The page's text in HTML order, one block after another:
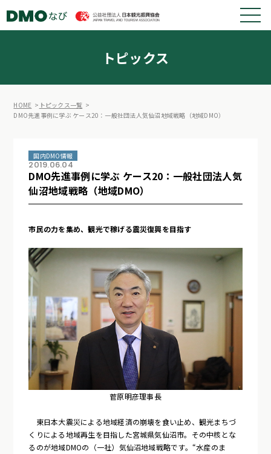
トピックス
HOME
トピックス一覧
DMO先進事例に学ぶ ケース20：一般社団法人気仙沼地域戦略（地域DMO）
国内DMO情報
2019.06.04
DMO先進事例に学ぶ ケース20：一般社団法人気
仙沼地域戦略（地域DMO）
市民の力を集め、観光で稼げる震災復興を目指す
菅原明彦理事長
東日本大震災による地域経済の崩壊を食い止め、観光まちづ
くりによる地域再生を目指した宮城県気仙沼市。その中核とな
るのが地域DMOの（一社）気仙沼地域戦略です。“水産のま